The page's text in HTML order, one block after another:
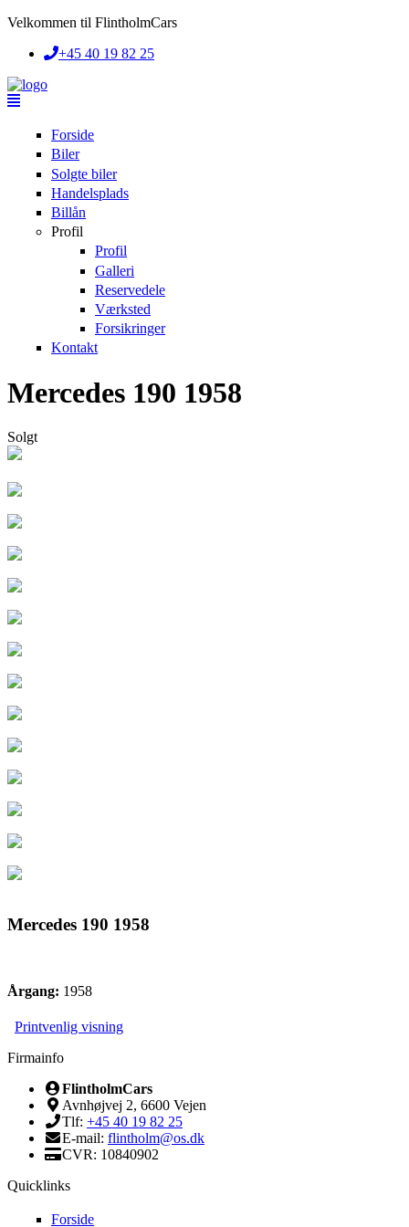
Skip to main content
Velkommen til FlintholmCars
+45 40 19 82 25
Forside
Biler
Solgte biler
Handelsplads
Billån
Profil
Profil
Galleri
Reservedele
Værksted
Forsikringer
Kontakt
Mercedes 190 1958
Solgt
Mercedes 190 1958
Årgang: 1958
Printvenlig visning
Firmainfo
FlintholmCars
Avnhøjvej 2, 6600 Vejen
Tlf: +45 40 19 82 25
E-mail: flintholm@os.dk
CVR: 10840902
Quicklinks
Forside